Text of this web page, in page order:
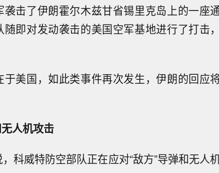
击了伊朗霍尔木兹甘省锡里克岛上的一座
即对发动袭击的美国空军基地进行了打击，
美国，如此类事件再次发生，伊朗的回应
人机攻击
科威特防空部队正在应对“敌方”导弹和无人